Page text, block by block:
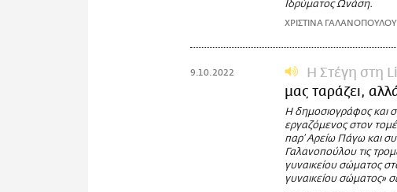
Ιδρύματος Ωνάση.
ΧΡΙΣΤΙΝΑ ΓΑΛΑΝΟΠΟΥΛΟΥ
9.10.2022 Η Στέγη στη
μας ταράζει,
Η δημοσιογράφος και
εργαζόμενος στον
παρ’ Αρείω Πάγω και
Γαλανοπούλου τις
γυναικείου σώματος
γυναικείου σώματος»